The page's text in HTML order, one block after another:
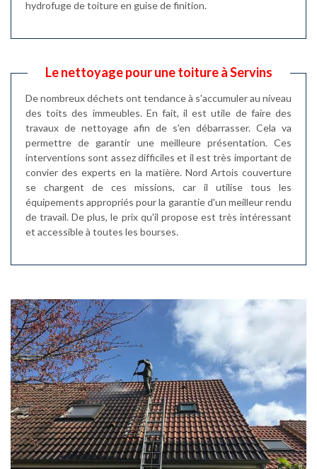
hydrofuge de toiture en guise de finition.
Le nettoyage pour une toiture à Servins
De nombreux déchets ont tendance à s'accumuler au niveau
des toits des immeubles. En fait, il est utile de faire des
travaux de nettoyage afin de s'en débarrasser. Cela va
permettre de garantir une meilleure présentation. Ces
interventions sont assez difficiles et il est très important de
convier des experts en la matière. Nord Artois couverture
se chargent de ces missions, car il utilise tous les
équipements appropriés pour la garantie d'un meilleur rendu
de travail. De plus, le prix qu'il propose est très intéressant
et accessible à toutes les bourses.